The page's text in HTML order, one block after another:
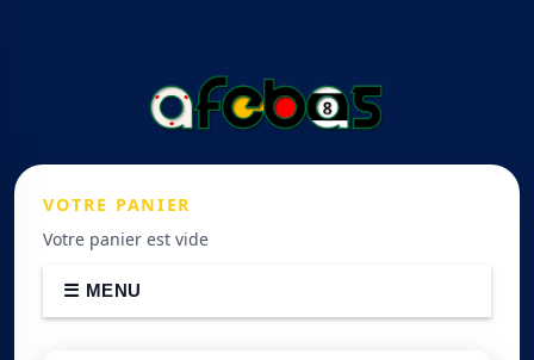
VOTRE PANIER
Votre panier est vide
☰ MENU